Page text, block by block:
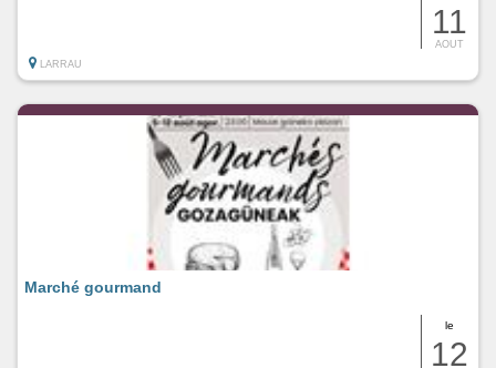
11
AOUT
LARRAU
le
12
Marché gourmand